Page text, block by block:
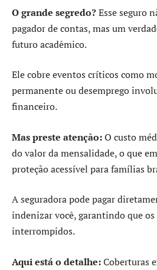
O grande segredo?Esse seguro
pagador de contas, mas um
futuro acadêmico.
Ele cobre eventos críticos como
permanente ou desemprego
financeiro.
Mas preste atenção:O custo
do valor da mensalidade, o que
proteção acessível para famílias
A seguradora pode pagar
indenizar você, garantindo que
interrompidos.
Aqui está o detalhe:Coberturas